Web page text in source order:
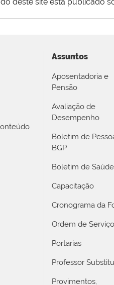
Assuntos
Aposentadoria e
Pensão
Avaliação de
Desempenho
Boletim de
BGP
Boletim de Saúde
Capacitação
Cronograma da
Ordem de
Portarias
Professor
Provimentos,